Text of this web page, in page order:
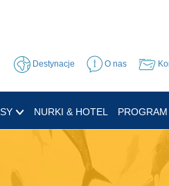
Destynacje O nas
NURKI & HOTEL PROGRAM